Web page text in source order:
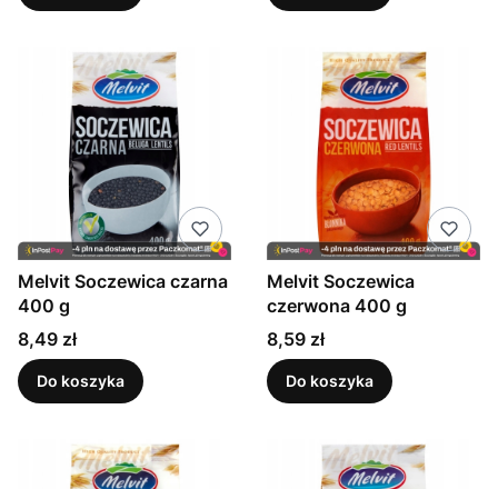
Melvit Soczewica czarna
400 g
Cena
8,49 zł
Do koszyka
Melvit Soczewica
czerwona 400 g
Cena
8,59 zł
Do koszyka